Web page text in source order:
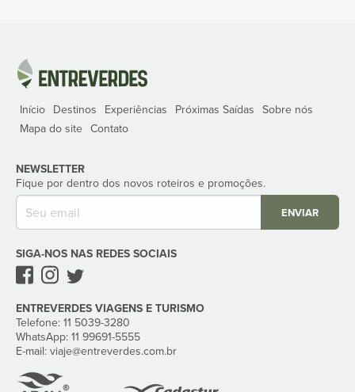
Início Destinos Experiências Próximas Saídas Sobre nós
Mapa do site Contato
NEWSLETTER
Fique por dentro dos novos roteiros e promoções.
ENVIAR
SIGA-NOS NAS REDES SOCIAIS
ENTREVERDES VIAGENS E TURISMO
Telefone: 11 5039-3280‬
WhatsApp: 11 99691-5555‬
E-mail:viaje@entreverdes.com.br